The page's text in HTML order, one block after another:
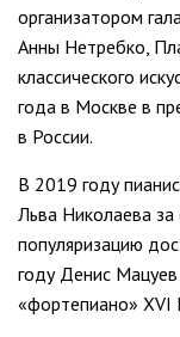
организатором
Анны Нетребко,
классического
года в Москве в
в России.
В 2019 году
Льва Николаева
популяризацию
году Денис
«фортепиано» XVI